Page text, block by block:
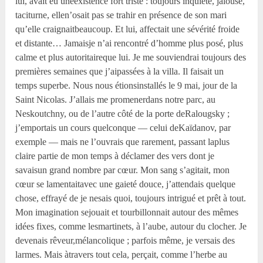
taciturne, ellen’osait pas se trahir en présence de son mari
qu’elle craignaitbeaucoup. Et lui, affectait une sévérité froide
et distante… Jamaisje n’ai rencontré d’homme plus posé, plus
calme et plus autoritaireque lui. Je me souviendrai toujours des
premières semaines que j’aipassées à la villa. Il faisait un
temps superbe. Nous nous étionsinstallés le 9 mai, jour de la
Saint Nicolas. J’allais me promenerdans notre parc, au
Neskoutchny, ou de l’autre côté de la porte deRalougsky ;
j’emportais un cours quelconque — celui deKaïdanov, par
exemple — mais ne l’ouvrais que rarement, passant laplus
claire partie de mon temps à déclamer des vers dont je
savaisun grand nombre par cœur. Mon sang s’agitait, mon
cœur se lamentaitavec une gaieté douce, j’attendais quelque
chose, effrayé de je nesais quoi, toujours intrigué et prêt à tout.
Mon imagination sejouait et tourbillonnait autour des mêmes
idées fixes, comme lesmartinets, à l’aube, autour du clocher. Je
devenais rêveur,mélancolique ; parfois même, je versais des
larmes. Mais àtravers tout cela, perçait, comme l’herbe au